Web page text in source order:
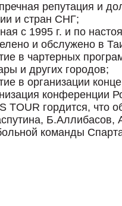
репутация и
и стран СНГ;
с 1995 г. и по
и обслужено в
в чартерных
и других городов;
в организации
конференции
TOUR гордится, что
Б.Аллибасов,
команды